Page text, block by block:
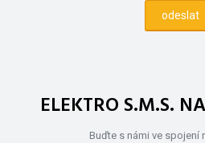
ELEKTRO S.M.S.
Buďte s námi ve spojení